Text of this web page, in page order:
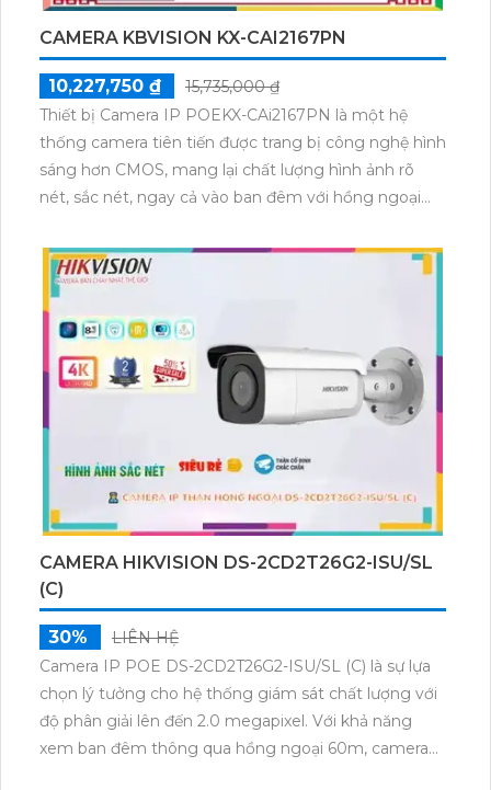
năng.
CAMERA KBVISION KX-CAI2167PN
10,227,750 ₫
15,735,000 ₫
Thiết bị Camera IP POEKX-CAi2167PN là một hệ
thống camera tiên tiến được trang bị công nghệ hình
sáng hơn CMOS, mang lại chất lượng hình ảnh rõ
nét, sắc nét, ngay cả vào ban đêm với hồng ngoại
IP POE, người dùng có thể dễ dàng lưu trữ và xem
lại những hình ảnh với màu sắc sáng đẹp 2.0 MP.
Đặc biệt, thiết bị này tích hợp công nghệ nhìn đêm
chất lượng Hồng Ngoại Smart IR, giúp cải thiện chất
lượng hình ảnh trong điều kiện ánh sáng yếu.
CAMERA HIKVISION DS-2CD2T26G2-ISU/SL
(C)
30%
LIÊN HỆ
Camera IP POE DS-2CD2T26G2-ISU/SL (C) là sự lựa
chọn lý tưởng cho hệ thống giám sát chất lượng với
độ phân giải lên đến 2.0 megapixel. Với khả năng
xem ban đêm thông qua hồng ngoại 60m, camera